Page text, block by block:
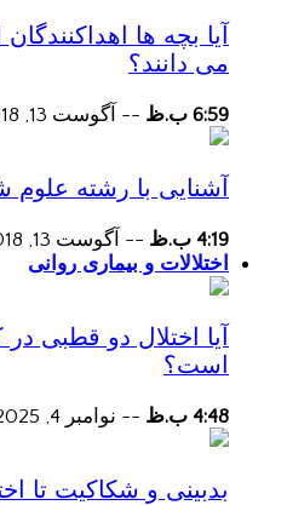
آیا بچه ها
می دانند؟
6:59 ب.ظ -- آگوست 13, 2018
آشنایی با رشته علوم
4:19 ب.ظ -- آگوست 13, 2018
اختلالات و بیماری روانی
آیا اختلال دو قطبی
است؟
4:48 ب.ظ -- نوامبر 4, 2025
بدبینی و شکاکیت تا